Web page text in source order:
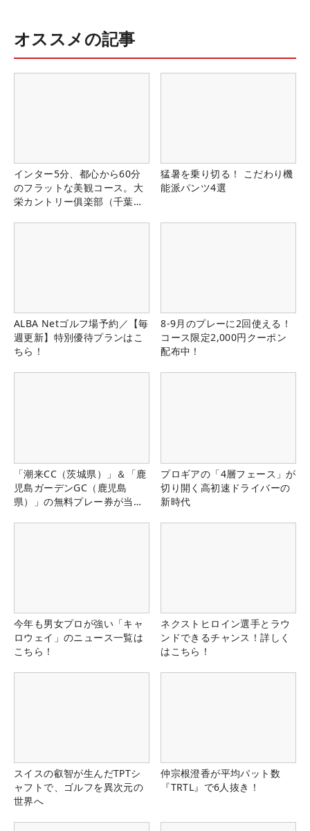
オススメの記事
インター5分、都心から60分
のフラットな美観コース。大
栄カントリー俱楽部（千葉
猛暑を乗り切る！ こだわり機
能派パンツ4選
ALBA Netゴルフ場予約／【毎
週更新】特別優待プランはこ
ちら！
8-9月のプレーに2回使える！
コース限定2,000円クーポン
配布中！
「潮来CC（茨城県）」＆「鹿
児島ガーデンGC（鹿児島
県）」の無料プレー券が当た
プロギアの「4層フェース」が
切り開く高初速ドライバーの
新時代
今年も男女プロが強い「キャ
ロウェイ」のニュース一覧は
こちら！
ネクストヒロイン選手とラウ
ンドできるチャンス！詳しく
はこちら！
スイスの叡智が生んだTPTシ
ャフトで、ゴルフを異次元の
世界へ
仲宗根澄香が平均パット数
『TRTL』で6人抜き！